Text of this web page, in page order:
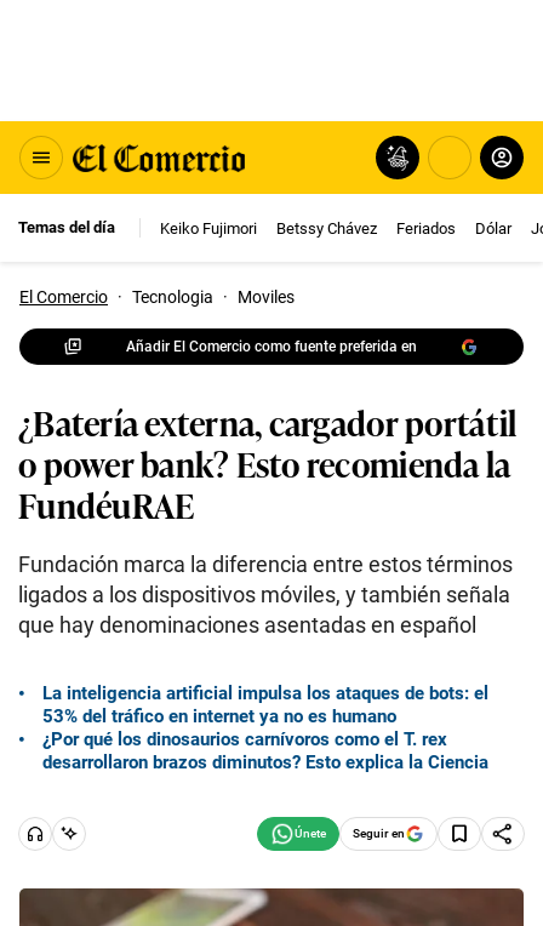
Temas del día Keiko Fujimori Betssy Chávez Feriados Dólar
El Comercio · Tecnologia · Moviles
Añadir El Comercio como fuente preferida en
¿Batería externa, cargador portátil
o power bank? Esto recomienda la
FundéuRAE
Fundación marca la diferencia entre estos términos
ligados a los dispositivos móviles, y también señala
que hay denominaciones asentadas en español
La inteligencia artificial impulsa los ataques de bots: el
53% del tráfico en internet ya no es humano
¿Por qué los dinosaurios carnívoros como el T. rex
desarrollaron brazos diminutos? Esto explica la Ciencia
Seguir en